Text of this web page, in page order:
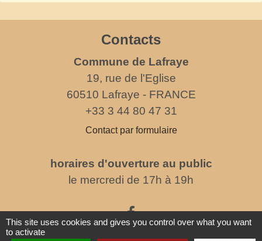
Contacts
Commune de Lafraye
19, rue de l'Eglise
60510 Lafraye - FRANCE
+33 3 44 80 47 31
Contact par formulaire
horaires d'ouverture au public
le mercredi de 17h à 19h
This site uses cookies and gives you control over what you want
to activate